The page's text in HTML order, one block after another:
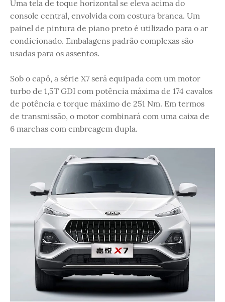
Uma tela de toque horizontal se eleva acima do
console central, envolvida com costura branca. Um
painel de pintura de piano preto é utilizado para o ar
condicionado. Embalagens padrão complexas são
usadas para os assentos.
Sob o capô, a série X7 será equipada com um motor
turbo de 1,5T GDI com potência máxima de 174 cavalos
de potência e torque máximo de 251 Nm. Em termos
de transmissão, o motor combinará com uma caixa de
6 marchas com embreagem dupla.